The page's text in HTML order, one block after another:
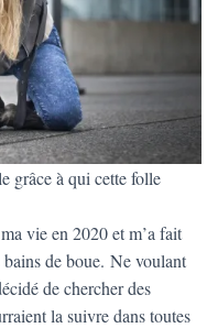
grâce à qui cette folle
vie en 2020 et m’a fait
de boue. Ne voulant
de chercher des
la suivre dans toutes